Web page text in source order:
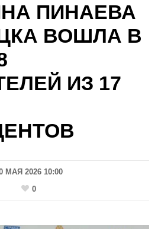
ПИНАЕВА
ВОШЛА В
ИЗ 17
МАЯ 2026 10:00
0